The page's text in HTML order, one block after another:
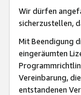
Wir dürfen
sicherzustellen,
Mit Beendigung
eingeräumten
Vereinbarung,
entstandenen